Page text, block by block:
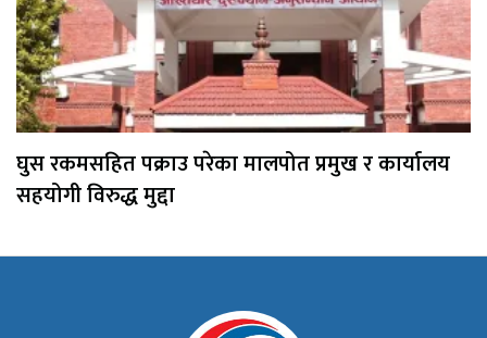
घुस रकमसहित पक्राउ परेका मालपोत प्रमुख र कार्यालय
सहयोगी विरुद्ध मुद्दा